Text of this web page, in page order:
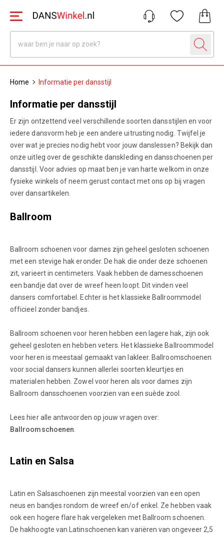
Home Informatie per dansstijl
Informatie per dansstijl
Er zijn ontzettend veel verschillende soorten dansstijlen en voor
iedere dansvorm heb je een andere uitrusting nodig. Twijfel je
over wat je precies nodig hebt voor jouw danslessen? Bekijk dan
onze uitleg over de geschikte danskleding en dansschoenen per
dansstijl. Voor advies op maat ben je van harte welkom in onze
fysieke winkels of neem gerust contact met ons op bij vragen
over dansartikelen.
Ballroom
Ballroom schoenen voor dames zijn geheel gesloten schoenen
met een stevige hak eronder. De hak die onder deze schoenen
zit, varieert in centimeters. Vaak hebben de damesschoenen
een bandje dat over de wreef heen loopt. Dit vinden veel
dansers comfortabel. Echter is het klassieke Ballroommodel
officieel zonder bandjes.
Ballroom schoenen voor heren hebben een lagere hak, zijn ook
geheel gesloten en hebben veters. Het klassieke Ballroommodel
voor heren is meestaal gemaakt van lakleer. Ballroomschoenen
voor social dansers kunnen allerlei soorten kleurtjes en
materialen hebben. Zowel voor heren als voor dames zijn
Ballroom dansschoenen voorzien van een suède zool.
Lees hier alle antwoorden op jouw vragen over:
Ballroomschoenen
Latin en Salsa
Latin en Salsaschoenen zijn meestal voorzien van een open
neus en bandjes rondom de wreef en/of enkel. Ze hebben vaak
ook een hogere flare hak vergeleken met Ballroom schoenen.
De hakhoogte van Latinschoenen kan variëren van ongeveer 2,5